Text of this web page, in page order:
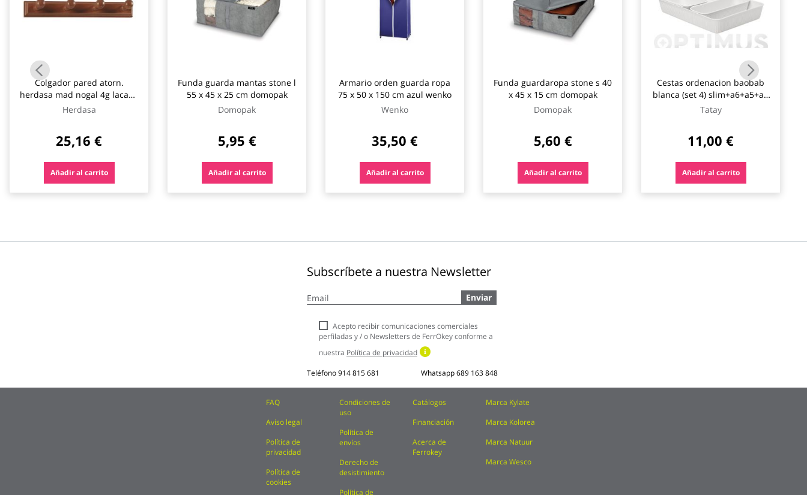
Colgador pared atorn.
herdasa mad nogal 4g lacada
134-nogal
Herdasa
25,16 €
Añadir al carrito
Funda guarda mantas stone l
55 x 45 x 25 cm domopak
Domopak
5,95 €
Añadir al carrito
Armario orden guarda ropa
75 x 50 x 150 cm azul wenko
Wenko
35,50 €
Añadir al carrito
Funda guardaropa stone s 40
x 45 x 15 cm domopak
Domopak
5,60 €
Añadir al carrito
Cestas ordenacion baobab
blanca (set 4) slim+a6+a5+a4
tatay
Tatay
11,00 €
Añadir al carrito
Subscríbete a nuestra Newsletter
a
boletín
noticias:
Enviar
Acepto recibir comunicaciones comerciales
perfiladas y / o Newsletters de FerrOkey conforme a
nuestra Política de privacidad
Teléfono914 815 681 Whatsapp689 163 848
FAQ
Aviso legal
Política de
privacidad
Política de
cookies
Condiciones de
uso
Política de
envíos
Derecho de
desistimiento
Política de
Catálogos
Financiación
Acerca de
Ferrokey
Marca Kylate
Marca Kolorea
Marca Natuur
Marca Wesco